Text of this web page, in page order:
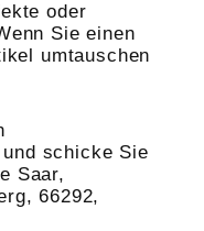
oder
Sie einen
umtauschen
schicke Sie
Saar,
66292,